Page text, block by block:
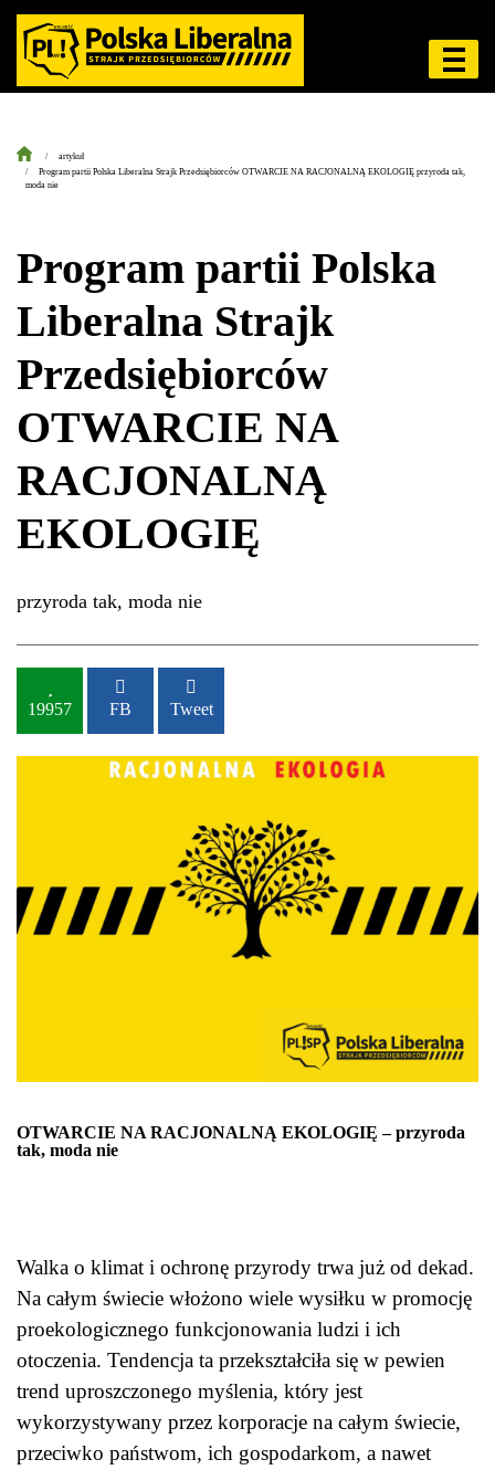
artykuł
Program partii Polska Liberalna Strajk Przedsiębiorców OTWARCIE NA RACJONALNĄ EKOLOGIĘ przyroda tak,
moda nie
Program partii Polska
Liberalna Strajk
Przedsiębiorców
OTWARCIE NA
RACJONALNĄ
EKOLOGIĘ
przyroda tak, moda nie
19957 FB Tweet
OTWARCIE NA RACJONALNĄ EKOLOGIĘ – przyroda
tak, moda nie
Walka o klimat i ochronę przyrody trwa już od dekad.
Na całym świecie włożono wiele wysiłku w promocję
proekologicznego funkcjonowania ludzi i ich
otoczenia. Tendencja ta przekształciła się w pewien
trend uproszczonego myślenia, który jest
wykorzystywany przez korporacje na całym świecie,
przeciwko państwom, ich gospodarkom, a nawet